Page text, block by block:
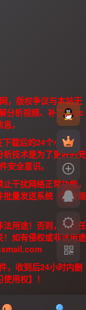
，版权争议与本站无
分析视频、补丁、/zc
，
载后的24个小时之
技术是为了更好的完
安全意识。
干扰网络正常功能，
量发送系统（需合规
用途！否则，产生任
如有侵权或非法用途
，收到后24小时内删
用权】！